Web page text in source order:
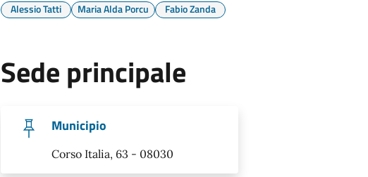
Alessio Tatti Maria Alda Porcu Fabio Zanda
Sede principale
Municipio
Corso Italia, 63 - 08030